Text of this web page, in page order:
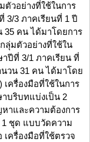
ตัวอย่างที่ใช้ในการ
3/3 ภาคเรียนที่ 1 ปี
35 คน ได้มาโดยการ
ลุ่มตัวอย่างที่ใช้ใน
ปีที่ 3/1 ภาคเรียน ที่
นวน 31 คน ได้มาโดย
เครื่องมือที่ใช้ในการ
บริบทแบ่งเป็น 2
และความต้องการ
1 ชุด แบบวัดความ
ครื่องมือที่ใช้ตรวจ